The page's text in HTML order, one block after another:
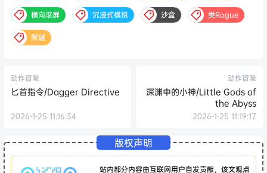
横向滚屏 沉浸式模拟 沙盒 类Rogue
解谜
动作冒险
匕首指令/Dagger Directive
2026-1-25 11:16:34
动作冒险
深渊中的小神/Little Gods of
the Abyss
2026-1-25 11:19:17
版权声明
站内部分内容由互联网用户自发贡献，该文观点